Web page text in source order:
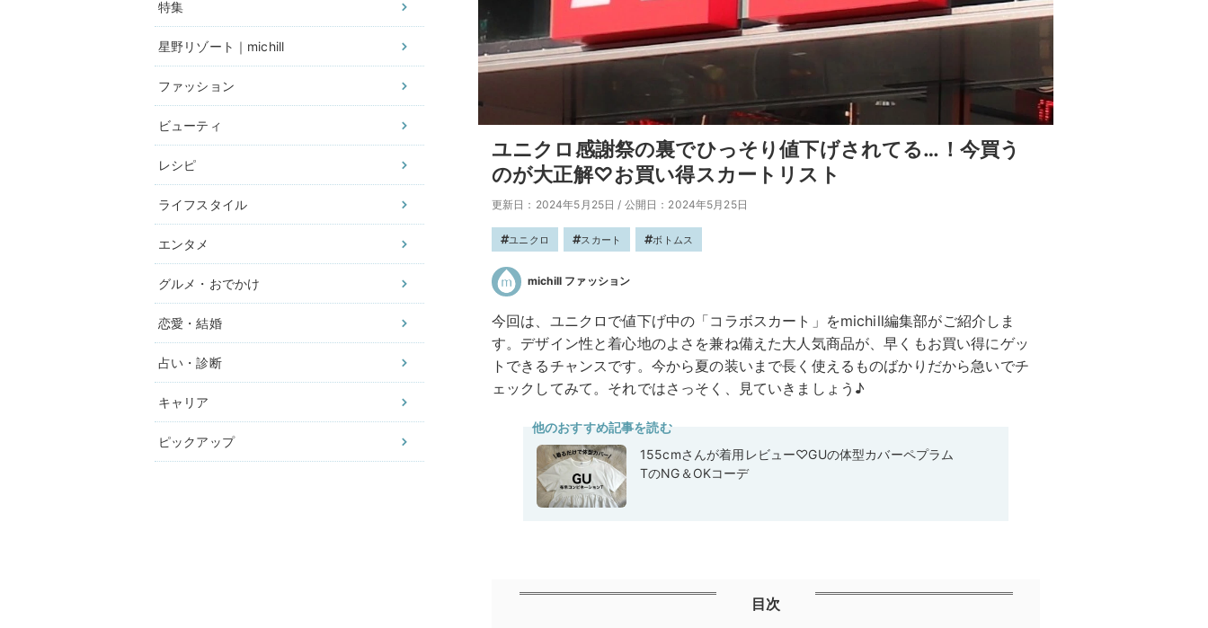
特集
星野リゾート｜michill
ファッション
ビューティ
レシピ
ライフスタイル
エンタメ
グルメ・おでかけ
恋愛・結婚
占い・診断
キャリア
ピックアップ
ユニクロ感謝祭の裏でひっそり値下げされてる…！今買う
のが大正解♡お買い得スカートリスト
更新日：2024年5月25日 / 公開日：2024年5月25日
ユニクロ スカート ボトムス
michill ファッション
今回は、ユニクロで値下げ中の「コラボスカート」をmichill編集部がご紹介しま
す。デザイン性と着心地のよさを兼ね備えた大人気商品が、早くもお買い得にゲッ
トできるチャンスです。今から夏の装いまで長く使えるものばかりだから急いでチ
ェックしてみて。それではさっそく、見ていきましょう♪
他のおすすめ記事を読む
155cmさんが着用レビュー♡GUの体型カバーペプラム
TのNG＆OKコーデ
目次